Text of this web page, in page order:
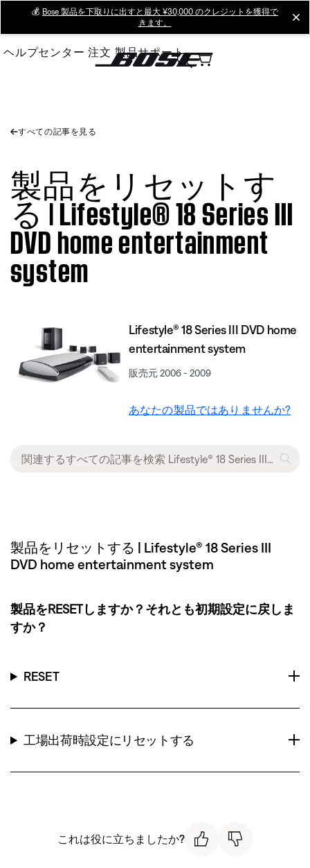
Main
💰 Bose 製品を下取りに出すと最大 ¥30,000 のクレジットを獲得で
きます。
ヘルプセンター 注文 製品サポート
すべての記事を見る
製品をリセットす
る | Lifestyle® 18 Series III
DVD home entertainment
system
Lifestyle® 18 Series III DVD home
entertainment system
販売元 2006 - 2009
あなたの製品ではありませんか?
製品をリセットする | Lifestyle® 18 Series III
DVD home entertainment system
製品をRESETしますか？それとも初期設定に戻しま
すか？
RESET
工場出荷時設定にリセットする
これは役に立ちましたか?